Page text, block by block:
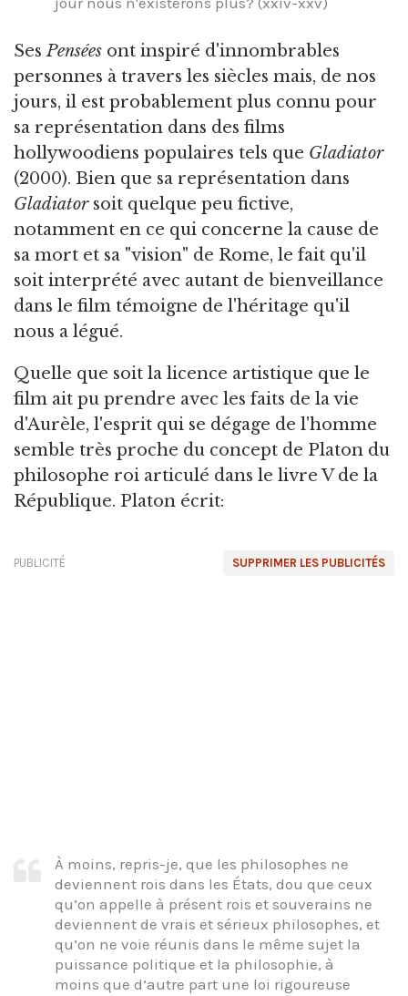
SesPensées ont inspiré d'innombrables
personnes à travers les siècles mais, de nos
jours, il est probablement plus connu pour
sa représentation dans des films
hollywoodiens populaires tels que Gladiator
(2000). Bien que sa représentation dans
Gladiatorsoit quelque peu fictive,
notamment en ce qui concerne la cause de
sa mort et sa "vision" de Rome, le fait qu'il
soit interprété avec autant de bienveillance
dans le film témoigne de l'héritage qu'il
nous a légué.
Quelle que soit la licence artistique que le
film ait pu prendre avec les faits de la vie
d'Aurèle, l'esprit qui se dégage de l'homme
semble très proche du concept de Platon du
philosophe roi articulé dans le livre V de la
République. Platon écrit:
SUPPRIMER LES PUBLICITÉS
PUBLICITÉ
À moins, repris-je, que les philosophes ne
deviennent rois dans les États, dou que ceux
qu’on appelle à présent rois et souverains ne
deviennent de vrais et sérieux philosophes, et
qu’on ne voie réunis dans le même sujet la
puissance politique et la philosophie, à
moins que d’autre part une loi rigoureuse